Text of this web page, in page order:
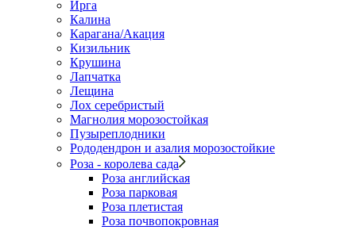
Ирга
Калина
Карагана/Акация
Кизильник
Крушина
Лапчатка
Лещина
Лох серебристый
Магнолия морозостойкая
Пузыреплодники
Рододендрон и азалия морозостойкие
Роза - королева сада
Роза английская
Роза парковая
Роза плетистая
Роза почвопокровная